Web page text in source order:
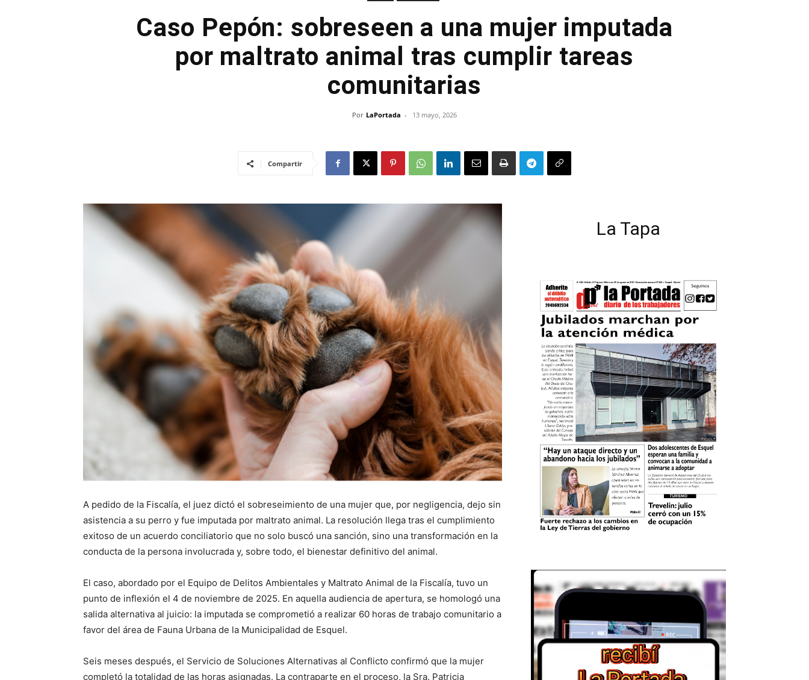
Caso Pepón: sobreseen a una mujer imputada
por maltrato animal tras cumplir tareas
comunitarias
Por LaPortada - 13 mayo, 2026
Compartir
A pedido de la Fiscalía, el juez dictó el sobreseimiento de una mujer que, por negligencia, dejo sin
asistencia a su perro y fue imputada por maltrato animal. La resolución llega tras el cumplimiento
exitoso de un acuerdo conciliatorio que no solo buscó una sanción, sino una transformación en la
conducta de la persona involucrada y, sobre todo, el bienestar definitivo del animal.
El caso, abordado por el Equipo de Delitos Ambientales y Maltrato Animal de la Fiscalía, tuvo un
punto de inflexión el 4 de noviembre de 2025. En aquella audiencia de apertura, se homologó una
salida alternativa al juicio: la imputada se comprometió a realizar 60 horas de trabajo comunitario a
favor del área de Fauna Urbana de la Municipalidad de Esquel.
Seis meses después, el Servicio de Soluciones Alternativas al Conflicto confirmó que la mujer
completó la totalidad de las horas asignadas. La contraparte en el proceso, la Sra. Patricia
La Tapa